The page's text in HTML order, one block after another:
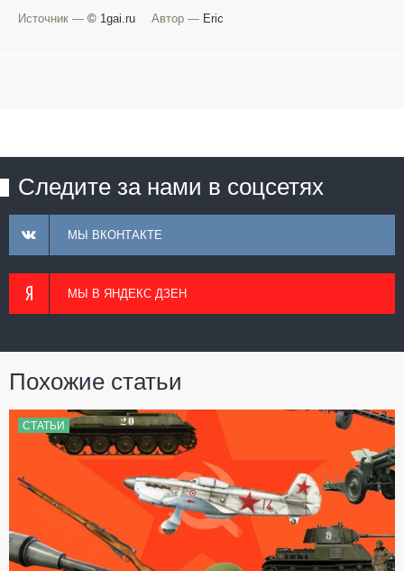
Источник — © 1gai.ru Автор — Eric
Следите за нами в соцсетях
МЫ ВКОНТАКТЕ
МЫ В ЯНДЕКС ДЗЕН
Похожие статьи
СТАТЬИ